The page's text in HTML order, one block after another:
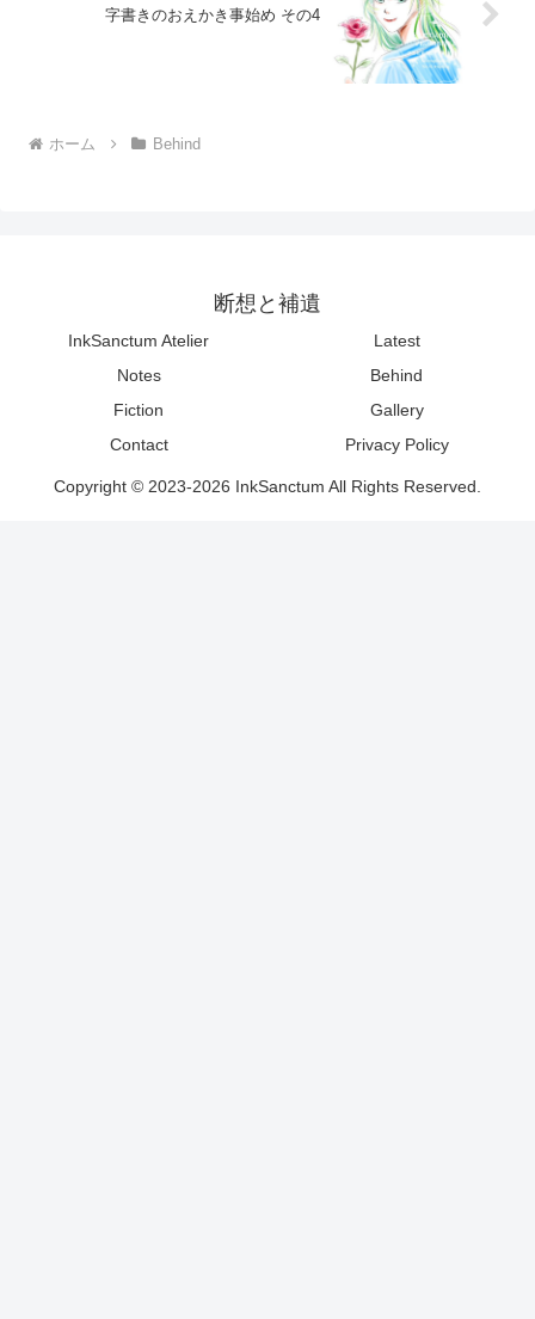
字書きのおえかき事始め その4
ホーム Behind
断想と補遺
InkSanctum Atelier
Latest
Notes
Behind
Fiction
Gallery
Contact
Privacy Policy
Copyright © 2023-2026 InkSanctum All Rights Reserved.